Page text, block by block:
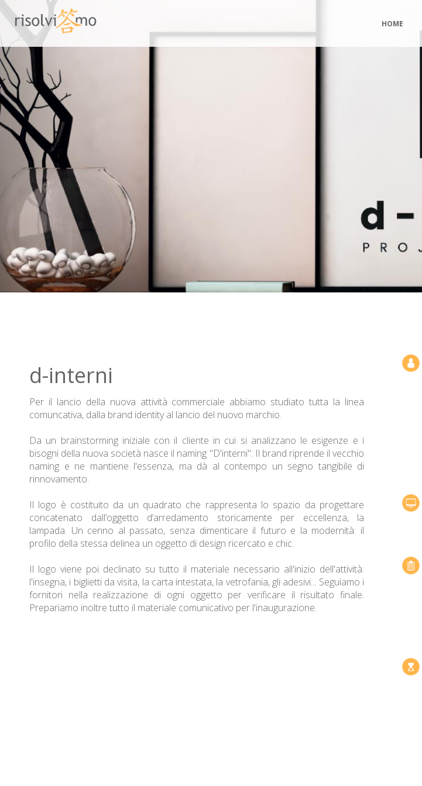
HOME
d-interni
Per il lancio della nuova attività commerciale abbiamo studiato tutta la linea
comuncativa, dalla brand identity al lancio del nuovo marchio.
Da un brainstorming iniziale con il cliente in cui si analizzano le esigenze e i
bisogni della nuova società nasce il naming "D'interni". Il brand riprende il vecchio
naming e ne mantiene l'essenza, ma dà al contempo un segno tangibile di
rinnovamento.
Il logo è costituito da un quadrato che rappresenta lo spazio da progettare
concatenato dall’oggetto d’arredamento storicamente per eccellenza, la
lampada. Un cenno al passato, senza dimenticare il futuro e la modernità: il
profilo della stessa delinea un oggetto di design ricercato e chic.
Il logo viene poi declinato su tutto il materiale necessario all'inizio dell'attività:
l'insegna, i biglietti da visita, la carta intestata, la vetrofania, gli adesivi... Seguiamo i
fornitori nella realizzazione di ogni oggetto per verificare il risultato finale.
Prepariamo inoltre tutto il materiale comunicativo per l'inaugurazione.